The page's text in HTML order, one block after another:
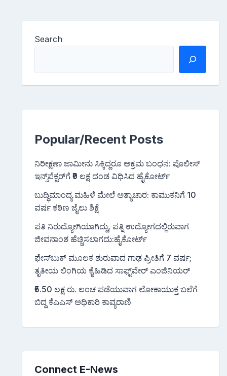
Search
Popular/Recent Posts
ನಿರೀಕ್ಷಣಾ ಜಾಮೀನು ಸಿಕ್ಕಿದ್ದರೂ ಅಕ್ರಮ ಬಂಧನ: ಪೊಲೀಸ್
ಇನ್ಸ್‌ಪೆಕ್ಟರ್‌ಗೆ ₹9 ಲಕ್ಷ ದಂಡ ವಿಧಿಸಿದ ಹೈಕೋರ್ಟ್
ಬುದ್ಧಿಮಾಂದ್ಯ ಮಹಿಳೆ ಮೇಲೆ ಅತ್ಯಾಚಾರ: ಕಾಮುಕನಿಗೆ 10
ವರ್ಷ ಕಠಿಣ ಜೈಲು ಶಿಕ್ಷೆ
ಪತಿ ನಿರುದ್ಯೋಗಿಯಾಗಿದ್ದು, ಪತ್ನಿ ಉದ್ಯೋಗದಲ್ಲಿರುವಾಗ
ಜೀವನಾಂಶ ಹೆಚ್ಚಿಸಲಾಗದು:ಹೈಕೋರ್ಟ್
ಫೇಸ್‌ಬುಕ್‌ ಮೂಲಕ ಶುರುವಾದ ಗಾಢ ಪ್ರೀತಿಗೆ 7 ವರ್ಷ;
ತೃತೀಯ ಲಿಂಗಿಯ ಕೈಹಿಡಿದ ಸಾಫ್ಟ್‌ವೇರ್ ಎಂಜಿನಿಯರ್
₹5.50 ಲಕ್ಷ ರು. ಲಂಚ ಪಡೆಯುವಾಗ ಲೋಕಾಯುಕ್ತ ಬಲೆಗೆ
ಬಿದ್ದ ಕೆಎಎಸ್ ಅಧಿಕಾರಿ ಕಾವ್ಯರಾಣಿ
Connect E-News